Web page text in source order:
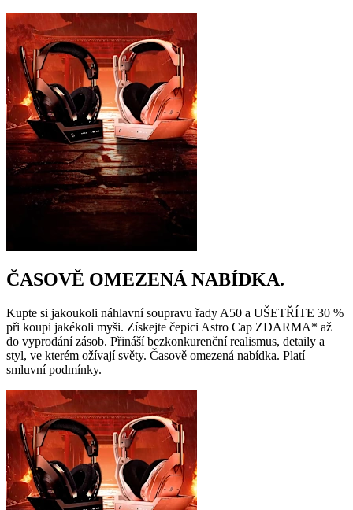
ČASOVĚ OMEZENÁ NABÍDKA.
Kupte si jakoukoli náhlavní soupravu řady A50 a UŠETŘÍTE 30 %
při koupi jakékoli myši. Získejte čepici Astro Cap ZDARMA* až
do vyprodání zásob. Přináší bezkonkurenční realismus, detaily a
styl, ve kterém ožívají světy. Časově omezená nabídka. Platí
smluvní podmínky.